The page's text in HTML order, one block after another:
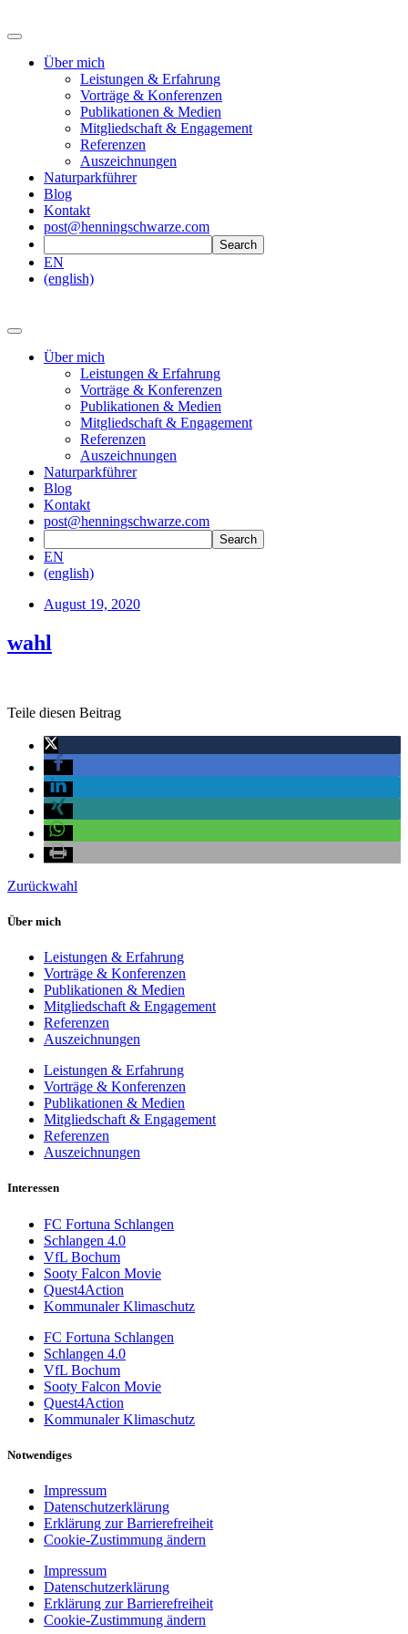
Über mich
Leistungen & Erfahrung
Vorträge & Konferenzen
Publikationen & Medien
Mitgliedschaft & Engagement
Referenzen
Auszeichnungen
Naturparkführer
Blog
Kontakt
post@henningschwarze.com
EN
(english)
Über mich
Leistungen & Erfahrung
Vorträge & Konferenzen
Publikationen & Medien
Mitgliedschaft & Engagement
Referenzen
Auszeichnungen
Naturparkführer
Blog
Kontakt
post@henningschwarze.com
EN
(english)
August 19, 2020
wahl
Teile diesen Beitrag
Zurückwahl
Über mich
Leistungen & Erfahrung
Vorträge & Konferenzen
Publikationen & Medien
Mitgliedschaft & Engagement
Referenzen
Auszeichnungen
Leistungen & Erfahrung
Vorträge & Konferenzen
Publikationen & Medien
Mitgliedschaft & Engagement
Referenzen
Auszeichnungen
Interessen
FC Fortuna Schlangen
Schlangen 4.0
VfL Bochum
Sooty Falcon Movie
Quest4Action
Kommunaler Klimaschutz
FC Fortuna Schlangen
Schlangen 4.0
VfL Bochum
Sooty Falcon Movie
Quest4Action
Kommunaler Klimaschutz
Notwendiges
Impressum
Datenschutzerklärung
Erklärung zur Barrierefreiheit
Cookie-Zustimmung ändern
Impressum
Datenschutzerklärung
Erklärung zur Barrierefreiheit
Cookie-Zustimmung ändern